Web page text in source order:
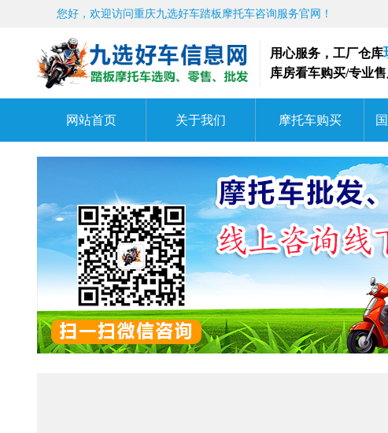
您好，欢迎访问重庆九选好车踏板摩托车咨询服务官网！
用心服务，工厂仓库
库房看车购买/专业
网站首页 关于我们 摩托车购买